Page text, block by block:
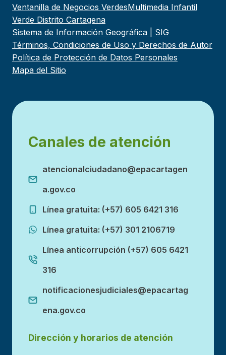
Ventanilla de Negocios VerdesMultimedia Infantil
Verde Distrito Cartagena
Sistema de Información Geográfica | SIG
Términos, Condiciones de Uso y Derechos de Autor
Política de Protección de Datos Personales
Mapa del Sitio
Canales de atención
atencionalciudadano@epacartagen
a.gov.co
Línea gratuita: (+57) 605 6421 316
Línea gratuita: (+57) 301 2106719
Línea anticorrupción (+57) 605 6421
316
notificacionesjudiciales@epacartag
ena.gov.co
Dirección y horarios de atención